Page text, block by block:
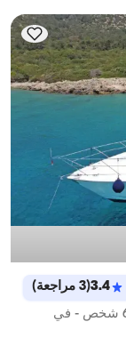
3.4
(
3 مراجعة)
يخت بمحرك بطول 20 متر - 3 كابينات - سعة 6 شخص - في